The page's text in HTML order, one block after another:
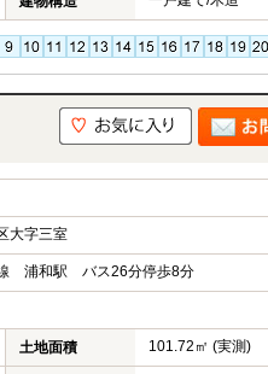
大字三室
線 浦和駅 バス26分停歩8分
土地面積 101.72㎡ (実測)